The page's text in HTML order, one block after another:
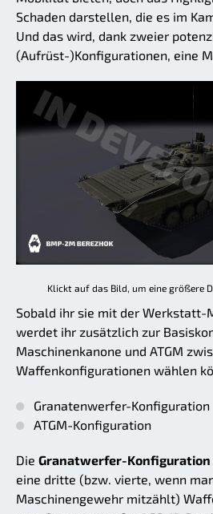
Schaden darstellen, die es im
Und das wird, dank zweier
(Aufrüst-)Konfigurationen, eine
Klickt auf das Bild, um eine größere
Sobald ihr sie mit der Werkstatt-
werdet ihr zusätzlich zur
Maschinenkanone und ATGM
Waffenkonfigurationen wählen
Granatenwerfer-Konfiguration
ATGM-Konfiguration
Die Granatwerfer-Konfiguration
eine dritte (bzw. vierte, wenn
Maschinengewehr mitzählt)